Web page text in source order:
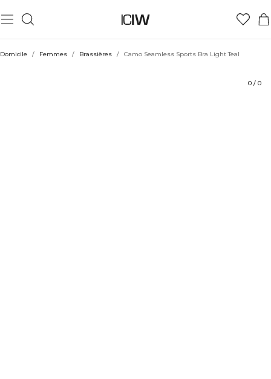
Domicile / Femmes / Brassières / Camo Seamless Sports Bra Light Teal
0 / 0